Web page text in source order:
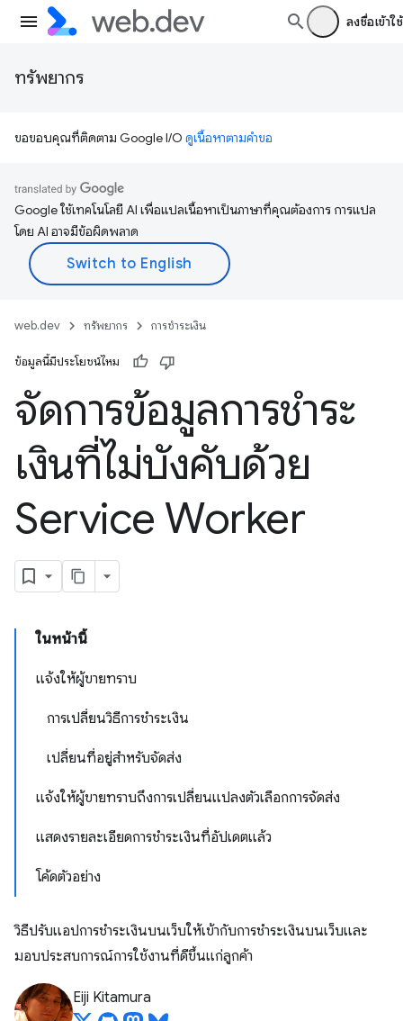
ลงชื่อเข้าใช้
ทรัพยากร
ขอขอบคุณที่ติดตาม Google I/O ดูเนื้อหาตามคำขอ
Google ใช้เทคโนโลยี AI เพื่อแปลเนื้อหาเป็นภาษาที่คุณต้องการ การแปล
โดย AI อาจมีข้อผิดพลาด
web.dev ทรัพยากร การชำระเงิน
ข้อมูลนี้มีประโยชน์ไหม
จัดการข้อมูลการชำระ
เงินที่ไม่บังคับด้วย
Service Worker
ในหน้านี้
แจ้งให้ผู้ขายทราบ
การเปลี่ยนวิธีการชำระเงิน
เปลี่ยนที่อยู่สำหรับจัดส่ง
แจ้งให้ผู้ขายทราบถึงการเปลี่ยนแปลงตัวเลือกการจัดส่ง
แสดงรายละเอียดการชำระเงินที่อัปเดตแล้ว
โค้ดตัวอย่าง
วิธีปรับแอปการชำระเงินบนเว็บให้เข้ากับการชำระเงินบนเว็บและ
มอบประสบการณ์การใช้งานที่ดีขึ้นแก่ลูกค้า
Eiji Kitamura